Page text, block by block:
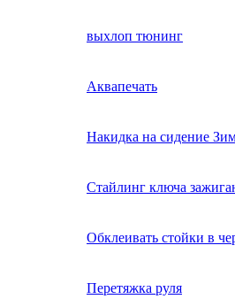
выхлоп тюнинг
Аквапечать
Накидка на сидение
Стайлинг ключа
Обклеивать стойки в
Перетяжка руля